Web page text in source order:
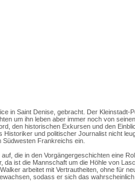
in Saint Denise, gebracht. Der Kleinstadt-
um ihn leben aber immer noch von
den historischen Exkursen und den
und politischer Journalist nicht
Frankreichs ein.
die in den Vorgängergeschichten eine
ist die Mannschaft um die Höhle von
arbeitet mit Vertrautheiten, ohne für
sodass er sich das